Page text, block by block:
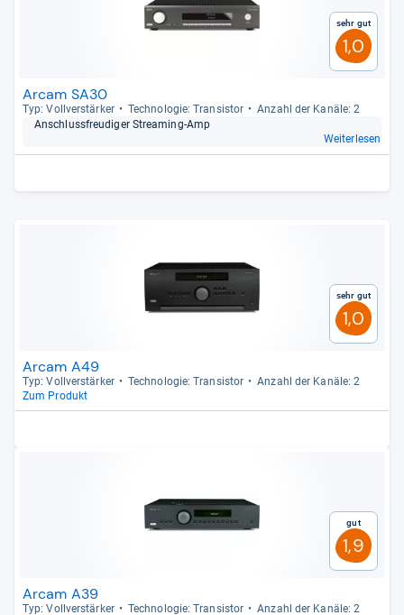
Sehr gut
1,0
Arcam SA30
Typ: Voll­ver­stär­ker Tech­no­lo­gie: Tran­sis­tor
Anzahl der Kanäle: 2
Anschluss­freu­di­ger Stre­a­ming-​Amp
Weiterlesen
Sehr gut
1,0
Arcam A49
Typ: Voll­ver­stär­ker Tech­no­lo­gie: Tran­sis­tor
Anzahl der Kanäle: 2
Zum Produkt
Gut
1,9
Arcam A39
Typ: Voll­ver­stär­ker Tech­no­lo­gie: Tran­sis­tor
Anzahl der Kanäle: 2